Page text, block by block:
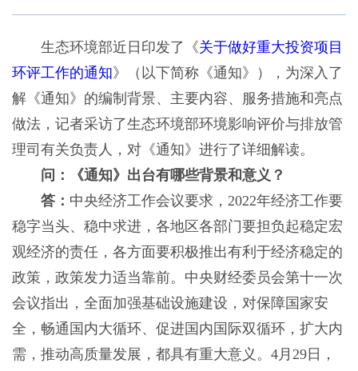
生态环境部近日印发了《关于做好重大投资项目
环评工作的通知》（以下简称《通知》），为深入了
解《通知》的编制背景、主要内容、服务措施和亮点
做法，记者采访了生态环境部环境影响评价与排放管
理司有关负责人，对《通知》进行了详细解读。
问：《通知》出台有哪些背景和意义？
答： 中央经济工作会议要求，2022年经济工作要
稳字当头、稳中求进，各地区各部门要担负起稳定宏
观经济的责任，各方面要积极推出有利于经济稳定的
政策，政策发力适当靠前。中央财经委员会第十一次
会议指出，全面加强基础设施建设，对保障国家安
全，畅通国内大循环、促进国内国际双循环，扩大内
需，推动高质量发展，都具有重大意义。4月29日，